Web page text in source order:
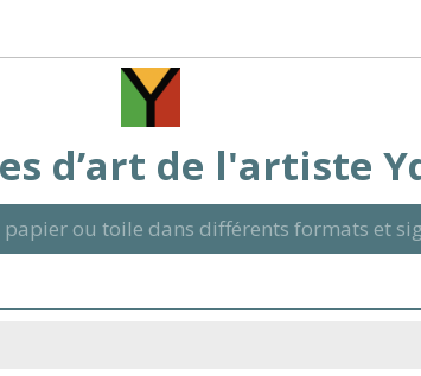
d’art de l'artiste
ou toile dans différents formats et